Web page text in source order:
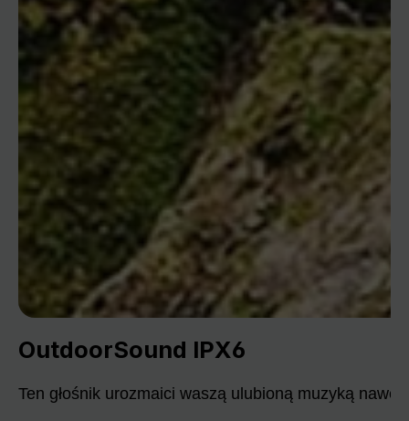
OutdoorSound IPX6
Ten głośnik urozmaici waszą ulubioną muzyką